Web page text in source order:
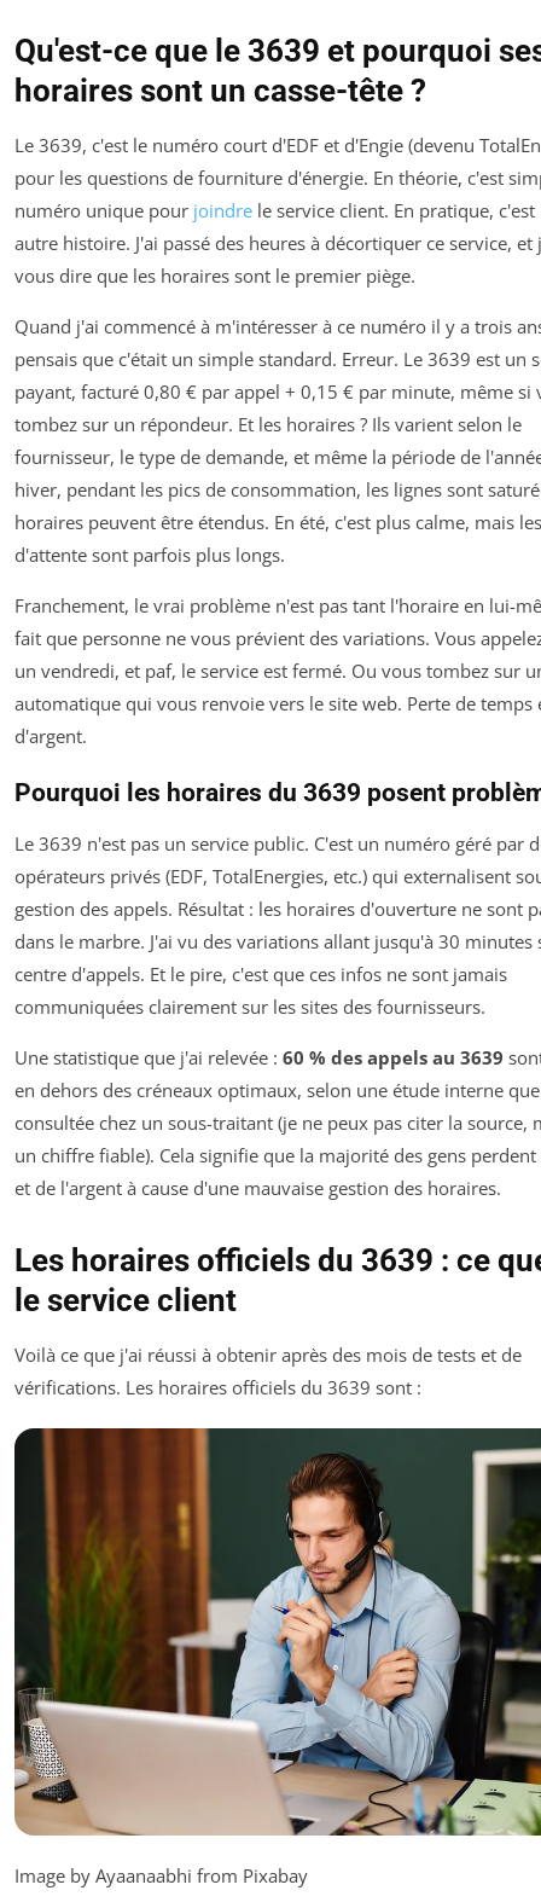
Qu'est-ce que le 3639 et pourquoi
horaires sont un casse-tête ?
Le 3639, c'est le numéro court d'EDF et d'Engie (devenu
pour les questions de fourniture d'énergie. En théorie, c'est
numéro unique pour joindre le service client. En pratique,
autre histoire. J'ai passé des heures à décortiquer ce service, et
vous dire que les horaires sont le premier piège.
Quand j'ai commencé à m'intéresser à ce numéro il y a trois
pensais que c'était un simple standard. Erreur. Le 3639 est un
payant, facturé 0,80 € par appel + 0,15 € par minute, même si
tombez sur un répondeur. Et les horaires ? Ils varient selon le
fournisseur, le type de demande, et même la période de
hiver, pendant les pics de consommation, les lignes sont
horaires peuvent être étendus. En été, c'est plus calme, mais
d'attente sont parfois plus longs.
Franchement, le vrai problème n'est pas tant l'horaire en lui-
fait que personne ne vous prévient des variations. Vous
un vendredi, et paf, le service est fermé. Ou vous tombez sur
automatique qui vous renvoie vers le site web. Perte de temps
d'argent.
Pourquoi les horaires du 3639 posent
Le 3639 n'est pas un service public. C'est un numéro géré par
opérateurs privés (EDF, TotalEnergies, etc.) qui externalisent
gestion des appels. Résultat : les horaires d'ouverture ne sont
dans le marbre. J'ai vu des variations allant jusqu'à 30 minutes
centre d'appels. Et le pire, c'est que ces infos ne sont jamais
communiquées clairement sur les sites des fournisseurs.
Une statistique que j'ai relevée : 60 % des appels au 3639
en dehors des créneaux optimaux, selon une étude interne
consultée chez un sous-traitant (je ne peux pas citer la source,
un chiffre fiable). Cela signifie que la majorité des gens
et de l'argent à cause d'une mauvaise gestion des horaires.
Les horaires officiels du 3639 : ce
le service client
Voilà ce que j'ai réussi à obtenir après des mois de tests et de
vérifications. Les horaires officiels du 3639 sont :
Image by Ayaanaabhi from Pixabay